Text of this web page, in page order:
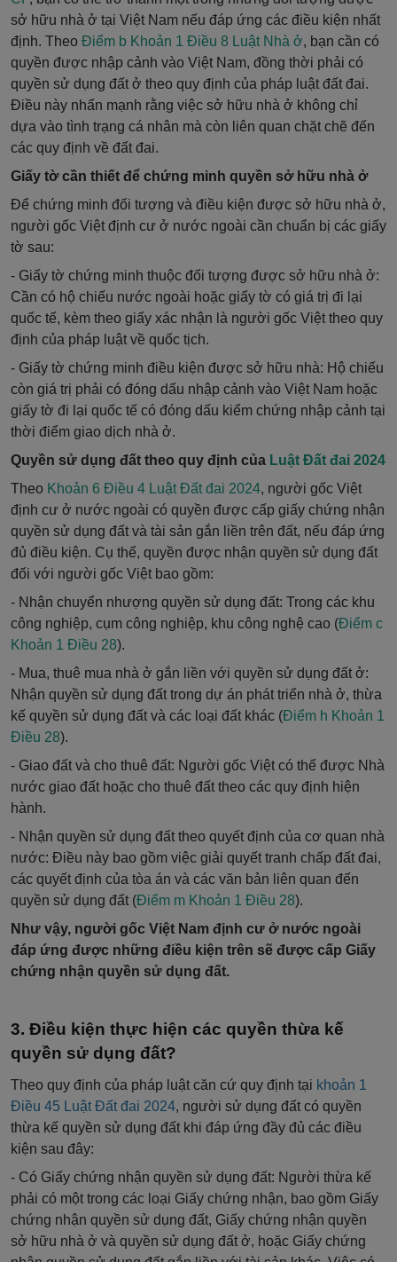
sở hữu nhà ở tại Việt Nam nếu đáp ứng các điều kiện nhất
định. Theo Điểm b Khoản 1 Điều 8 Luật Nhà ở, bạn cần có
quyền được nhập cảnh vào Việt Nam, đồng thời phải có
quyền sử dụng đất ở theo quy định của pháp luật đất đai.
Điều này nhấn mạnh rằng việc sở hữu nhà ở không chỉ
dựa vào tình trạng cá nhân mà còn liên quan chặt chẽ đến
các quy định về đất đai.
Giấy tờ cần thiết để chứng minh quyền sở hữu nhà ở
Để chứng minh đối tượng và điều kiện được sở hữu nhà ở,
người gốc Việt định cư ở nước ngoài cần chuẩn bị các giấy
tờ sau:
- Giấy tờ chứng minh thuộc đối tượng được sở hữu nhà ở:
Cần có hộ chiếu nước ngoài hoặc giấy tờ có giá trị đi lại
quốc tế, kèm theo giấy xác nhận là người gốc Việt theo quy
định của pháp luật về quốc tịch.
- Giấy tờ chứng minh điều kiện được sở hữu nhà: Hộ chiếu
còn giá trị phải có đóng dấu nhập cảnh vào Việt Nam hoặc
giấy tờ đi lại quốc tế có đóng dấu kiểm chứng nhập cảnh tại
thời điểm giao dịch nhà ở.
Quyền sử dụng đất theo quy định của Luật Đất đai 2024
Theo Khoản 6 Điều 4 Luật Đất đai 2024, người gốc Việt
định cư ở nước ngoài có quyền được cấp giấy chứng nhận
quyền sử dụng đất và tài sản gắn liền trên đất, nếu đáp ứng
đủ điều kiện. Cụ thể, quyền được nhận quyền sử dụng đất
đối với người gốc Việt bao gồm:
- Nhận chuyển nhượng quyền sử dụng đất: Trong các khu
công nghiệp, cụm công nghiệp, khu công nghệ cao (Điểm c
Khoản 1 Điều 28).
- Mua, thuê mua nhà ở gắn liền với quyền sử dụng đất ở:
Nhận quyền sử dụng đất trong dự án phát triển nhà ở, thừa
kế quyền sử dụng đất và các loại đất khác (Điểm h Khoản 1
Điều 28).
- Giao đất và cho thuê đất: Người gốc Việt có thể được Nhà
nước giao đất hoặc cho thuê đất theo các quy định hiện
hành.
- Nhận quyền sử dụng đất theo quyết định của cơ quan nhà
nước: Điều này bao gồm việc giải quyết tranh chấp đất đai,
các quyết định của tòa án và các văn bản liên quan đến
quyền sử dụng đất (Điểm m Khoản 1 Điều 28).
Như vậy, người gốc Việt Nam định cư ở nước ngoài
đáp ứng được những điều kiện trên sẽ được cấp Giấy
chứng nhận quyền sử dụng đất.
Điều kiện thực hiện các quyền thừa kế
quyền sử dụng đất?
Theo quy định của pháp luật căn cứ quy định tại khoản 1
Điều 45 Luật Đất đai 2024, người sử dụng đất có quyền
thừa kế quyền sử dụng đất khi đáp ứng đầy đủ các điều
kiện sau đây:
- Có Giấy chứng nhận quyền sử dụng đất: Người thừa kế
phải có một trong các loại Giấy chứng nhận, bao gồm Giấy
chứng nhận quyền sử dụng đất, Giấy chứng nhận quyền
sở hữu nhà ở và quyền sử dụng đất ở, hoặc Giấy chứng